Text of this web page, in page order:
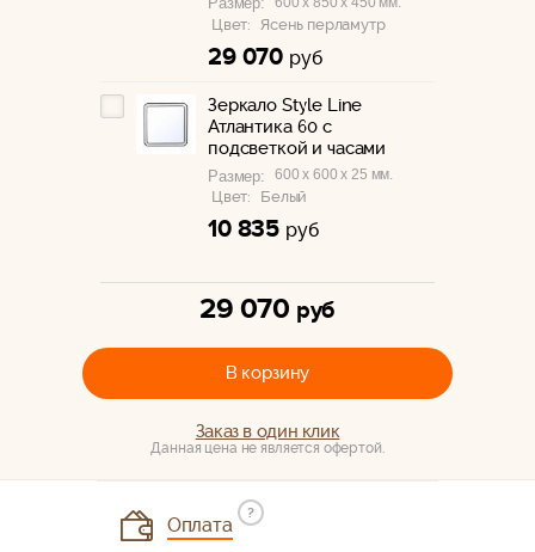
Цвет: Ясень перламутр
29 070 руб
Зеркало Style Line
Атлантика 60 с
подсветкой и часами
Размер: 600 x 600 x 25 мм.
Цвет: Белый
10 835 руб
29 070 руб
В корзину
Заказ в один клик
Данная цена не является офертой.
Оплата
?